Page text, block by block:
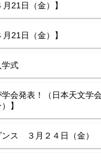
21日（金）】
21日（金）】
学式
学会発表！（日本天文
】
ンス ３月２４日（金）